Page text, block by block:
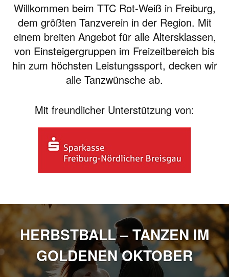
Willkommen beim TTC Rot-Weiß in Freiburg,
dem größten Tanzverein in der Region. Mit
einem breiten Angebot für alle Altersklassen,
von Einsteigergruppen im Freizeitbereich bis
hin zum höchsten Leistungssport, decken wir
alle Tanzwünsche ab.
Mit freundlicher Unterstützung von:
HERBSTBALL – TANZEN IM
GOLDENEN OKTOBER